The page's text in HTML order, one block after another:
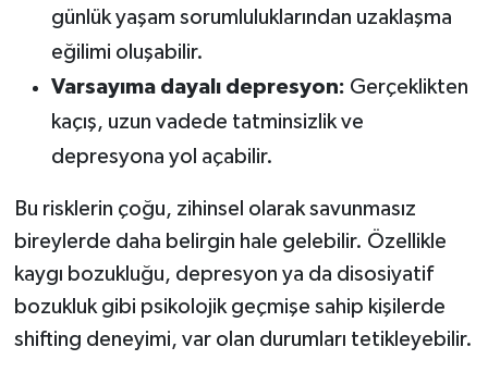
günlük yaşam sorumluluklarından uzaklaşma
eğilimi oluşabilir.
Varsayıma dayalı depresyon: Gerçeklikten
kaçış, uzun vadede tatminsizlik ve
depresyona yol açabilir.
Bu risklerin çoğu, zihinsel olarak savunmasız
bireylerde daha belirgin hale gelebilir. Özellikle
kaygı bozukluğu, depresyon ya da disosiyatif
bozukluk gibi psikolojik geçmişe sahip kişilerde
shifting deneyimi, var olan durumları tetikleyebilir.